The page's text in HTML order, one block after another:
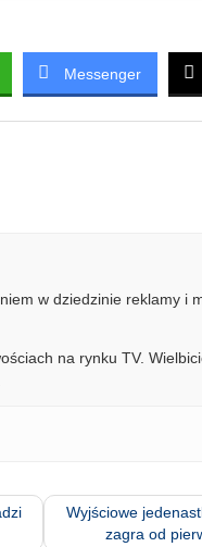
Messenger
w dziedzinie reklamy i
na rynku TV.
Wyjściowe
zagra od